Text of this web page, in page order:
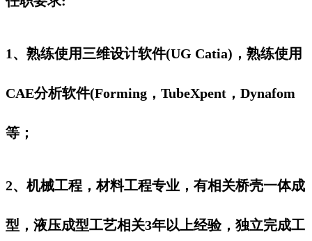
1、熟练使用三维设计软件(UG Catia)，熟练使用
CAE分析软件(Forming，TubeXpent，Dynafom
等；
2、机械工程，材料工程专业，有相关桥壳一体成
型，液压成型工艺相关3年以上经验，独立完成工